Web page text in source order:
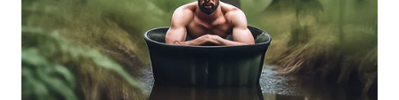
WN
PADANG
LAWAS
WN